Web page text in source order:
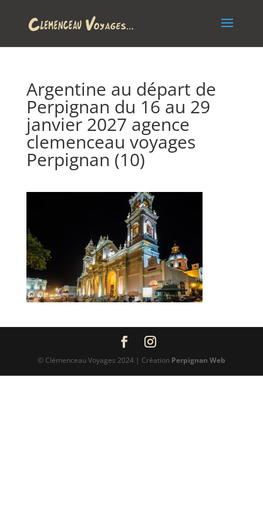
Argentine au départ de
Perpignan du 16 au 29
janvier 2027 agence
clemenceau voyages
Perpignan (10)
© Clémenceau Voyages 2024 | Création Perpignan Web